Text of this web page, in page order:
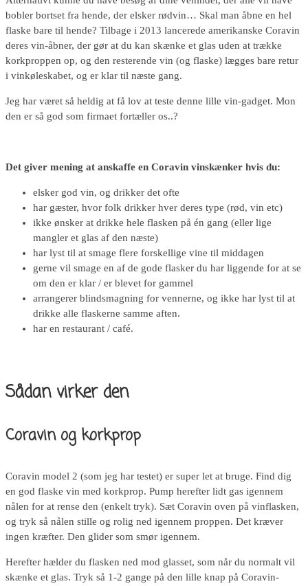
bobler bortset fra hende, der elsker rødvin… Skal man åbne en hel
flaske bare til hende? Tilbage i 2013 lancerede amerikanske Coravin
deres vin-åbner, der gør at du kan skænke et glas uden at trække
korkproppen op, og den resterende vin (og flaske) lægges bare retur
i vinkøleskabet, og er klar til næste gang.
Jeg har været så heldig at få lov at teste denne lille vin-gadget. Mon
den er så god som firmaet fortæller os..?
Det giver mening at anskaffe en Coravin vinskænker hvis du:
elsker god vin, og drikker det ofte
har gæster, hvor folk drikker hver deres type (rød, vin etc)
ikke ønsker at drikke hele flasken på én gang (eller lige
mangler et glas af den næste)
har lyst til at smage flere forskellige vine til middagen
gerne vil smage en af de gode flasker du har liggende for at se
om den er klar / er blevet for gammel
arrangerer blindsmagning for vennerne, og ikke har lyst til at
drikke alle flaskerne samme aften.
har en restaurant / café.
Sådan virker den
Coravin og korkprop
Coravin model 2 (som jeg har testet) er super let at bruge. Find dig
en god flaske vin med korkprop. Pump herefter lidt gas igennem
nålen for at rense den (enkelt tryk). Sæt Coravin oven på vinflasken,
og tryk så nålen stille og rolig ned igennem proppen. Det kræver
ingen kræfter. Den glider som smør igennem.
Herefter hælder du flasken ned mod glasset, som når du normalt vil
skænke et glas. Tryk så 1-2 gange på den lille knap på Coravin-